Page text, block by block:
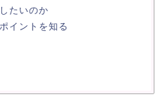
たいのか
イントを知る